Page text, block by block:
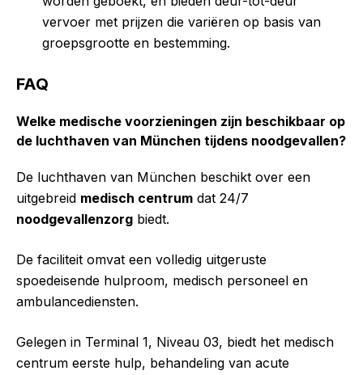
vervoer met prijzen die variëren op basis van
groepsgrootte en bestemming.
FAQ
Welke medische voorzieningen zijn beschikbaar op
de luchthaven van München tijdens noodgevallen?
De luchthaven van München beschikt over een
uitgebreid medisch centrum dat 24/7
noodgevallenzorg biedt.
De faciliteit omvat een volledig uitgeruste
spoedeisende hulproom, medisch personeel en
ambulancediensten.
Gelegen in Terminal 1, Niveau 03, biedt het medisch
centrum eerste hulp, behandeling van acute